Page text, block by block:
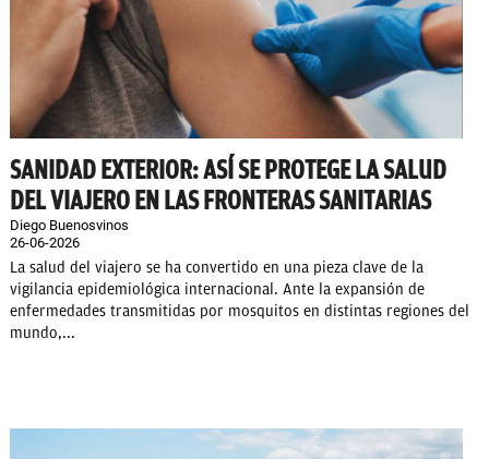
SANIDAD EXTERIOR: ASÍ SE PROTEGE LA SALUD
DEL VIAJERO EN LAS FRONTERAS SANITARIAS
Diego Buenosvinos
26-06-2026
La salud del viajero se ha convertido en una pieza clave de la
vigilancia epidemiológica internacional. Ante la expansión de
enfermedades transmitidas por mosquitos en distintas regiones del
mundo,...